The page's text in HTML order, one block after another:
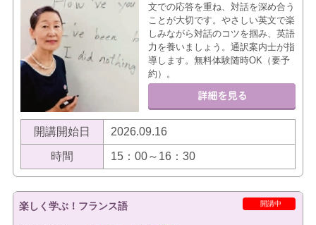
文での応答を重ね、対話を深め合う
ことが大切です。やさしい英文で楽
しみながら対話のコツを掴み、英語
力を養いましょう。通訳案内士が指
導します。無料体験随時OK（要予
約）。
開講開始日 2026.09.16
時間 15：00～16：30
開講中
楽しく学ぶ！フランス語